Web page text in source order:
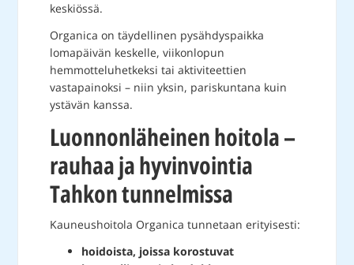
keskiössä.
Organica on täydellinen pysähdyspaikka
lomapäivän keskelle, viikonlopun
hemmotteluhetkeksi tai aktiviteettien
vastapainoksi – niin yksin, pariskuntana kuin
ystävän kanssa.
Luonnonläheinen hoitola –
rauhaa ja hyvinvointia
Tahkon tunnelmissa
Kauneushoitola Organica tunnetaan erityisesti:
hoidoista, joissa korostuvat